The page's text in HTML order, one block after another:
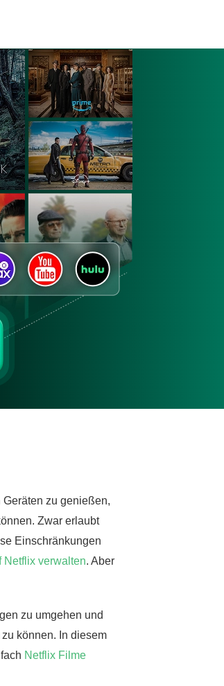
zu genießen,
Zwar erlaubt
Einschränkungen
Netflix verwalten. Aber
zu umgehen und
können. In diesem
Netflix Filme